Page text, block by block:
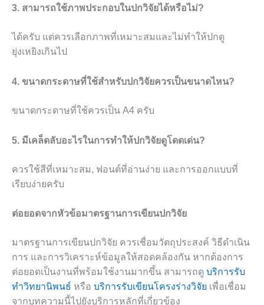
3. สามารถใช้ภาพประกอบในปกวิจัยได้หรือไม่?
ได้ครับ แต่ควรเลือกภาพที่เหมาะสมและไม่ทำให้ปกดู
ยุ่งเหยิงเกินไป
4. ขนาดกระดาษที่ใช้สำหรับปกวิจัยควรเป็นขนาดไหน?
ขนาดกระดาษที่ใช้ควรเป็น A4 ครับ
5. มีเคล็ดลับอะไรในการทำให้ปกวิจัยดูโดดเด่น?
ควรใช้สีที่เหมาะสม, ฟอนต์ที่อ่านง่าย และการออกแบบที่
เรียบง่ายครับ
ต่อยอดจากหัวข้อมาตรฐานการเขียนปกวิจัย
มาตรฐานการเขียนปกวิจัย ควรเชื่อมวัตถุประสงค์ วิธีดำเนิน
การ และการวิเคราะห์ข้อมูลให้สอดคล้องกัน หากต้องการ
ต่อยอดเป็นงานที่พร้อมใช้งานมากขึ้น สามารถดู บริการรับ
ทำวิทยานิพนธ์ หรือ บริการรับเขียนโครงร่างวิจัย เพื่อเชื่อม
จากบทความนี้ไปยังบริการหลักที่เกี่ยวข้อง